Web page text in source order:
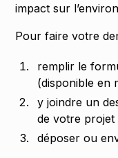
impact sur
Pour faire votre
remplir le
(disponible en
y joindre un
de votre projet
déposer ou